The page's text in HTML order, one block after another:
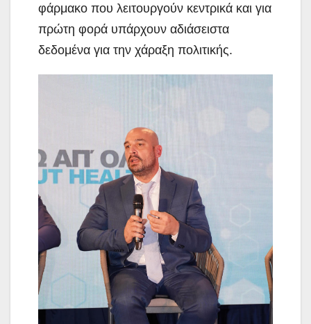
φάρμακο που λειτουργούν κεντρικά και για
πρώτη φορά υπάρχουν αδιάσειστα
δεδομένα για την χάραξη πολιτικής.